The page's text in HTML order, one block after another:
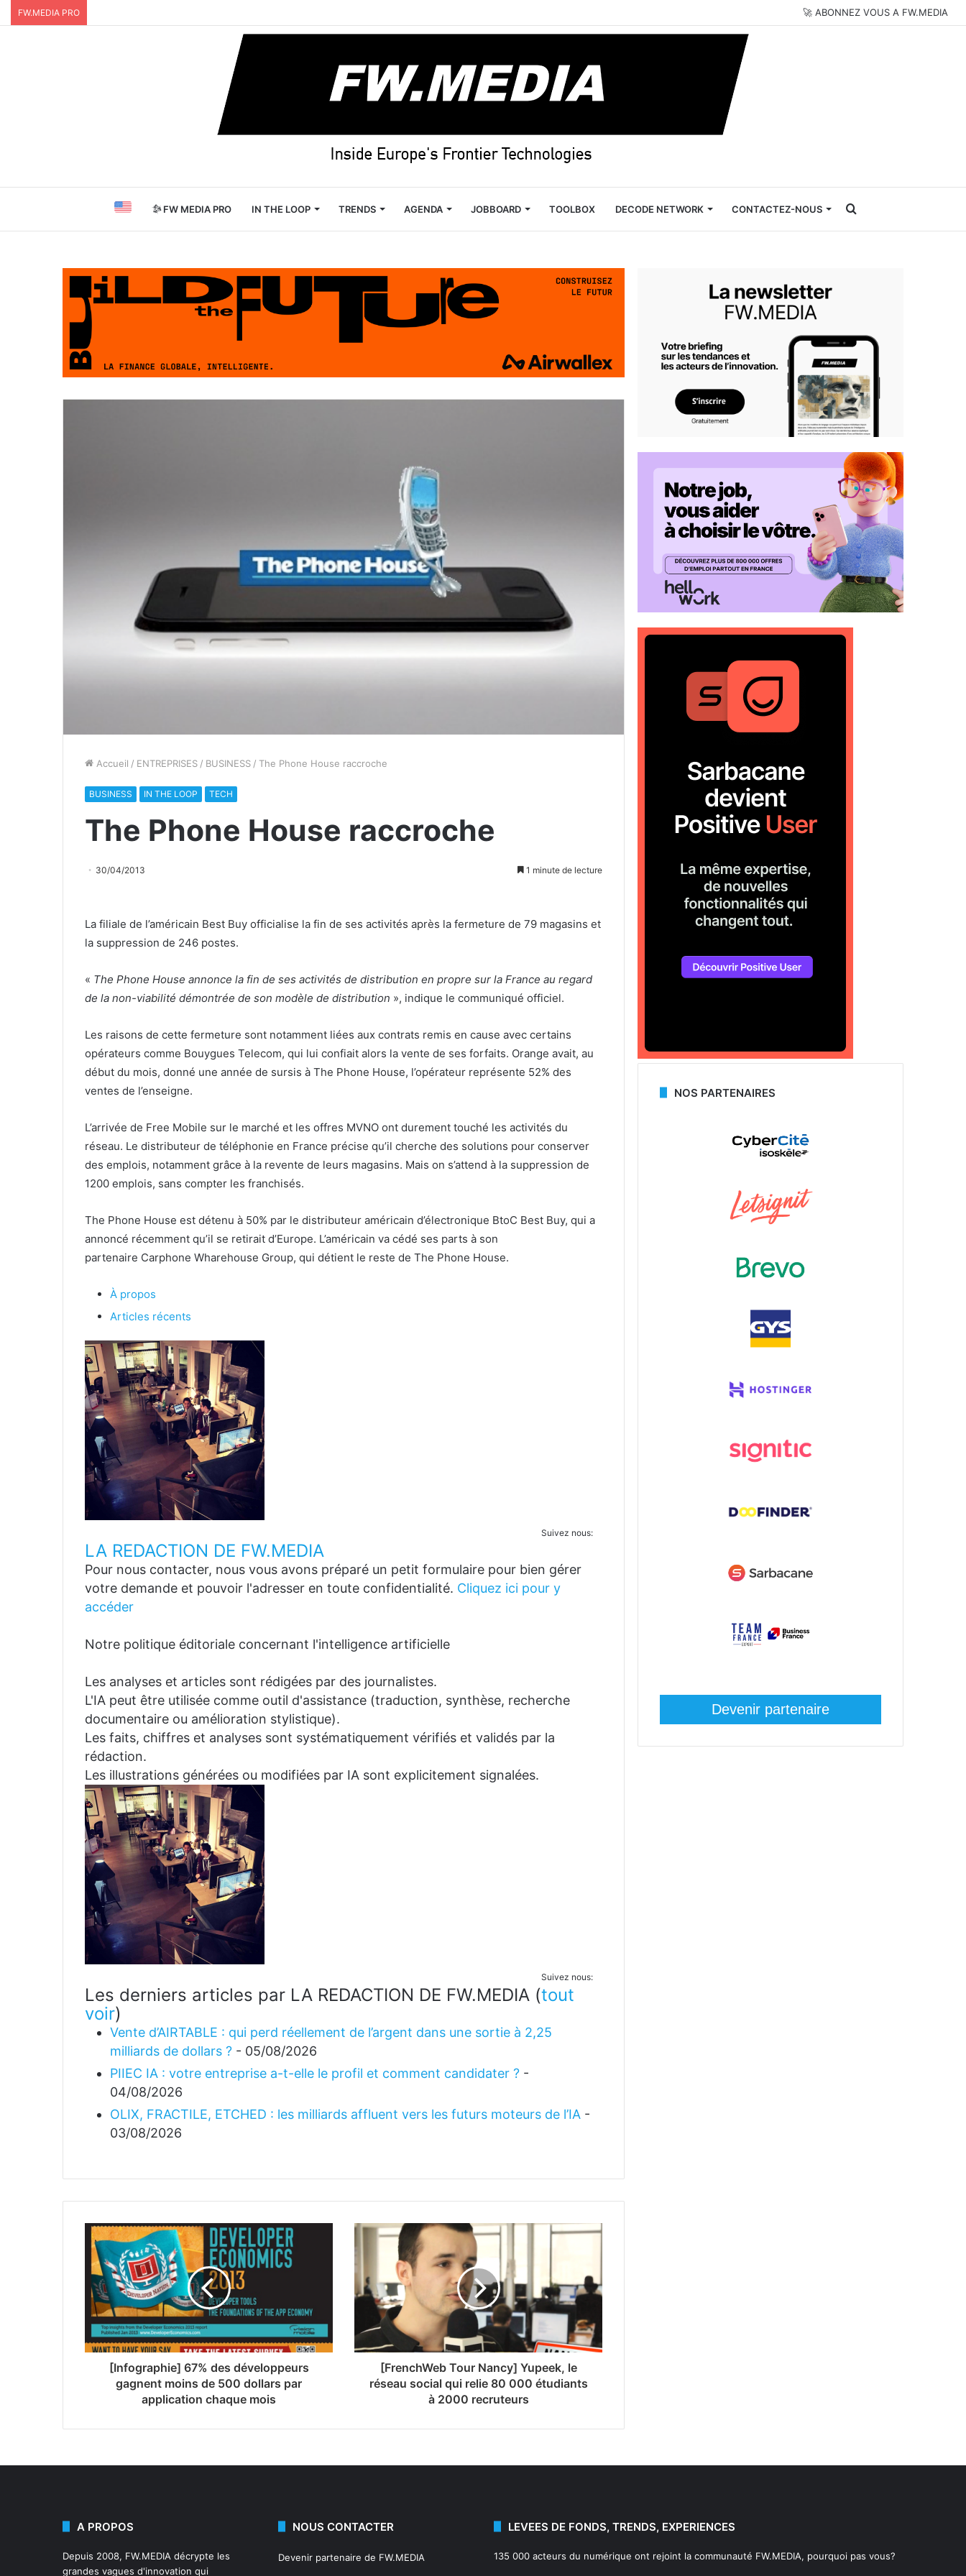
FW.MEDIA PRO 🚀 ABONNEZ VOUS A FW.MEDIA
FW MEDIA PRO IN THE LOOP TRENDS AGENDA JOBBOARD TOOLBOX DECODE NETWORK CONTACTEZ-NOUS Rechercher
Accueil / ENTREPRISES / BUSINESS / The Phone House raccroche
BUSINESS IN THE LOOP TECH
The Phone House raccroche
30/04/2013 1 minute de lecture
La filiale de l’américain Best Buy officialise la fin de ses activités après la fermeture de 79 magasins et
la suppression de 246 postes.
« The Phone House annonce la fin de ses activités de distribution en propre sur la France au regard
de la non-viabilité démontrée de son modèle de distribution », indique le communiqué officiel.
Les raisons de cette fermeture sont notamment liées aux contrats remis en cause avec certains
opérateurs comme Bouygues Telecom, qui lui confiait alors la vente de ses forfaits. Orange avait, au
début du mois, donné une année de sursis à The Phone House, l’opérateur représente 52% des
ventes de l’enseigne.
L’arrivée de Free Mobile sur le marché et les offres MVNO ont durement touché les activités du
réseau. Le distributeur de téléphonie en France précise qu’il cherche des solutions pour conserver
des emplois, notamment grâce à la revente de leurs magasins. Mais on s’attend à la suppression de
1200 emplois, sans compter les franchisés.
The Phone House est détenu à 50% par le distributeur américain d’électronique BtoC Best Buy, qui a
annoncé récemment qu’il se retirait d’Europe. L’américain va cédé ses parts à son
partenaire Carphone Wharehouse Group, qui détient le reste de The Phone House.
À propos
Articles récents
Suivez nous:
LA REDACTION DE FW.MEDIA
Pour nous contacter, nous vous avons préparé un petit formulaire pour bien gérer
votre demande et pouvoir l'adresser en toute confidentialité. Cliquez ici pour y
accéder
Notre politique éditoriale concernant l'intelligence artificielle
Les analyses et articles sont rédigées par des journalistes.
L'IA peut être utilisée comme outil d'assistance (traduction, synthèse, recherche
documentaire ou amélioration stylistique).
Les faits, chiffres et analyses sont systématiquement vérifiés et validés par la
rédaction.
Les illustrations générées ou modifiées par IA sont explicitement signalées.
Suivez nous:
Les derniers articles par LA REDACTION DE FW.MEDIA (tout
voir)
Vente d’AIRTABLE : qui perd réellement de l’argent dans une sortie à 2,25
milliards de dollars ? - 05/08/2026
PIIEC IA : votre entreprise a-t-elle le profil et comment candidater ? -
04/08/2026
OLIX, FRACTILE, ETCHED : les milliards affluent vers les futurs moteurs de l’IA -
03/08/2026
[Infographie] 67% des développeurs
gagnent moins de 500 dollars par
application chaque mois
[FrenchWeb Tour Nancy] Yupeek, le
réseau social qui relie 80 000 étudiants
à 2000 recruteurs
NOS PARTENAIRES
Devenir partenaire
A PROPOS
Depuis 2008, FW.MEDIA décrypte les
grandes vagues d'innovation qui
NOUS CONTACTER
Devenir partenaire de FW.MEDIA
LEVEES DE FONDS, TRENDS, EXPERIENCES
135 000 acteurs du numérique ont rejoint la communauté FW.MEDIA, pourquoi pas vous?